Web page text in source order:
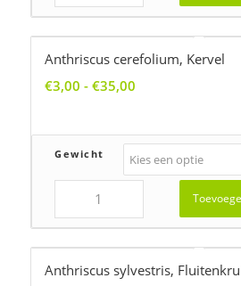
Anthriscus cerefolium, Kervel
€3,00 - €35,00
€35,00
Gewicht
Anthriscus sylvestris,